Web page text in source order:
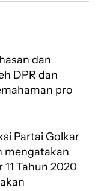
dan
DPR dan
pro
Partai Golkar
mengatakan
Tahun 2020